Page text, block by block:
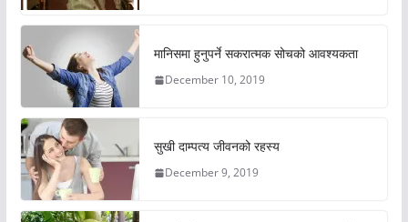
मानिसमा हुनुपर्ने सकरात्मक सोचको आवश्यकता
December 10, 2019
सुखी दाम्पत्य जीवनको रहस्य
December 9, 2019